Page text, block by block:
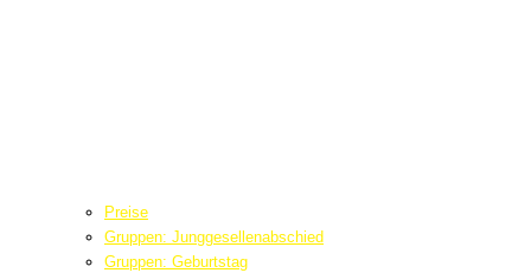
Preise
Gruppen: Junggesellenabschied
Gruppen: Geburtstag